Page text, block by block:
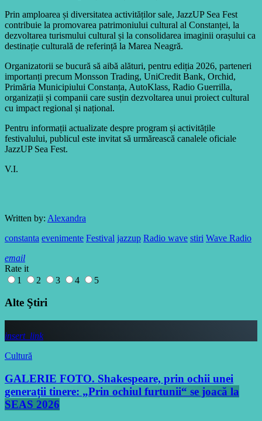
Prin amploarea și diversitatea activităților sale, JazzUP Sea Fest
contribuie la promovarea patrimoniului cultural al Constanței, la
dezvoltarea turismului cultural și la consolidarea imaginii orașului ca
destinație culturală de referință la Marea Neagră.
Organizatorii se bucură să aibă alături, pentru ediția 2026, parteneri
importanți precum Monsson Trading, UniCredit Bank, Orchid,
Primăria Municipiului Constanța, AutoKlass, Radio Guerrilla,
organizații și companii care susțin dezvoltarea unui proiect cultural
cu impact regional și național.
Pentru informații actualizate despre program și activitățile
festivalului, publicul este invitat să urmărească canalele oficiale
JazzUP Sea Fest.
V.I.
Written by: Alexandra
constanta evenimente Festival jazzup Radio wave stiri Wave Radio
email
Rate it
1
2 3 4 5
Alte Ştiri
insert_link
Cultură
GALERIE FOTO. Shakespeare, prin ochii unei
generații tinere: „Prin ochiul furtunii“ se joacă la
SEAS 2026